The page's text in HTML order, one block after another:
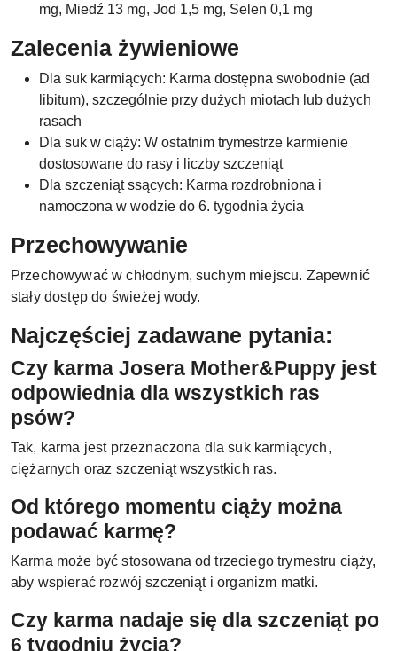
mg, Miedź 13 mg, Jod 1,5 mg, Selen 0,1 mg
Zalecenia żywieniowe
Dla suk karmiących: Karma dostępna swobodnie (ad
libitum), szczególnie przy dużych miotach lub dużych
rasach
Dla suk w ciąży: W ostatnim trymestrze karmienie
dostosowane do rasy i liczby szczeniąt
Dla szczeniąt ssących: Karma rozdrobniona i
namoczona w wodzie do 6. tygodnia życia
Przechowywanie
Przechowywać w chłodnym, suchym miejscu. Zapewnić
stały dostęp do świeżej wody.
Najczęściej zadawane pytania:
Czy karma Josera Mother&Puppy jest
odpowiednia dla wszystkich ras
psów?
Tak, karma jest przeznaczona dla suk karmiących,
ciężarnych oraz szczeniąt wszystkich ras.
Od którego momentu ciąży można
podawać karmę?
Karma może być stosowana od trzeciego trymestru ciąży,
aby wspierać rozwój szczeniąt i organizm matki.
Czy karma nadaje się dla szczeniąt po
6 tygodniu życia?